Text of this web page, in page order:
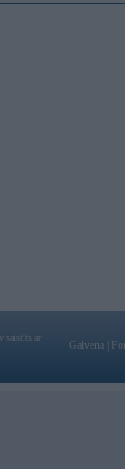
saistīts ar
Galvena